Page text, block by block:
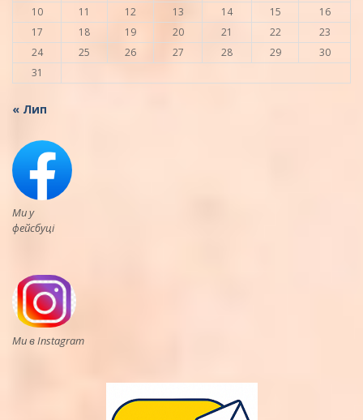
10
11 12 13 14 15
16
17
18 19 20 21 22
23
24
25 26 27 28 29
30
31
« Лип
Ми у
фейсбуці
Ми в Instagram